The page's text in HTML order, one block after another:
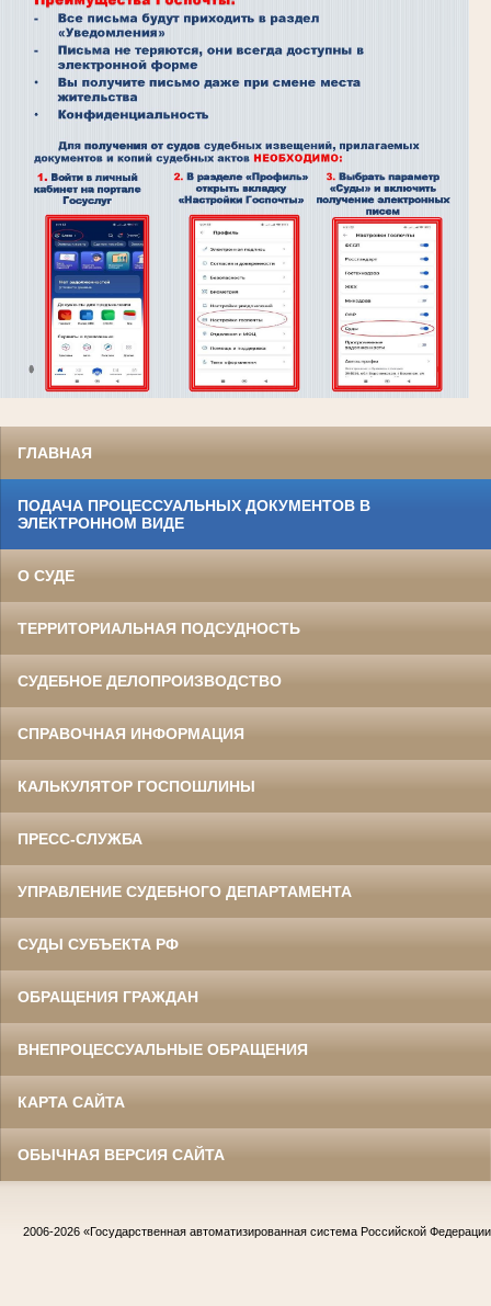
ГЛАВНАЯ
ПОДАЧА ПРОЦЕССУАЛЬНЫХ ДОКУМЕНТОВ В
ЭЛЕКТРОННОМ ВИДЕ
О СУДЕ
ТЕРРИТОРИАЛЬНАЯ ПОДСУДНОСТЬ
СУДЕБНОЕ ДЕЛОПРОИЗВОДСТВО
СПРАВОЧНАЯ ИНФОРМАЦИЯ
КАЛЬКУЛЯТОР ГОСПОШЛИНЫ
ПРЕСС-СЛУЖБА
УПРАВЛЕНИЕ СУДЕБНОГО ДЕПАРТАМЕНТА
СУДЫ СУБЪЕКТА РФ
ОБРАЩЕНИЯ ГРАЖДАН
ВНЕПРОЦЕССУАЛЬНЫЕ ОБРАЩЕНИЯ
КАРТА САЙТА
ОБЫЧНАЯ ВЕРСИЯ САЙТА
2006-2026 «Государственная автоматизированная система Российской